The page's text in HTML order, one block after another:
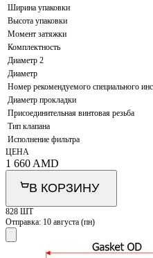
Ширина упаковки
Высота упаковки
Момент затяжки
Комплектность
Диаметр 2
Диаметр
Номер рекомендуемого специального
Диаметр прокладки
Присоединительная винтовая резьба
Тип клапана
Исполнение фильтра
ЦЕНА
1 660 AMD
В КОРЗИНУ
828 ШТ
Отправка: 10 августа (пн)